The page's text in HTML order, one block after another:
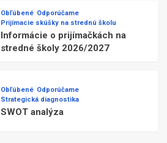
Obľúbené Odporúčame
Prijímacie skúšky na strednú školu
Informácie o prijímačkách na
stredné školy 2026/2027
Obľúbené Odporúčame
Strategická diagnostika
SWOT analýza